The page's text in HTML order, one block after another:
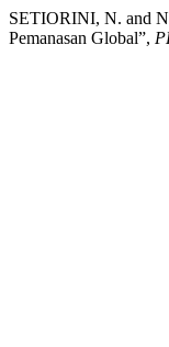
SETIORINI, N. and
Pemanasan Global”,